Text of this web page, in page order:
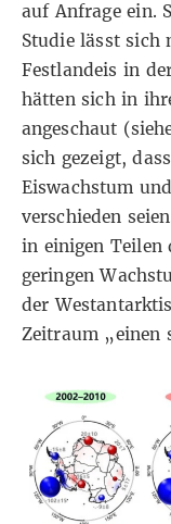
auf Anfrage ein.
Studie lässt sich
Festlandeis in
hätten sich in
angeschaut
sich gezeigt,
Eiswachstum
verschieden
in einigen Teilen
geringen
der
Zeitraum „einen